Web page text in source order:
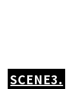
SCENE3.